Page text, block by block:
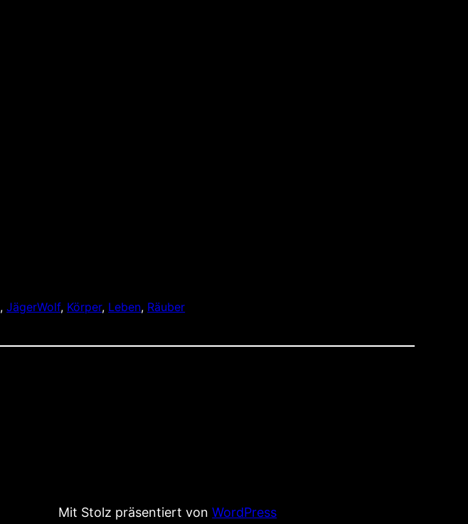
, JägerWolf, Körper, Leben, Räuber
Mit Stolz präsentiert vonWordPress